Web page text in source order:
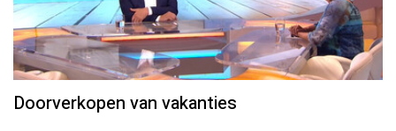
Doorverkopen van vakanties